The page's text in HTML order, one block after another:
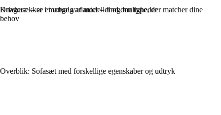
Knagerækker i mange varianter – find den type, der matcher dine
behov
Overblik: Sofasæt med forskellige egenskaber og udtryk
Drivhuse – se et udvalg af modeller og muligheder